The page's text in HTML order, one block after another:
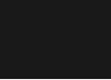
geöffnet
geöffnet